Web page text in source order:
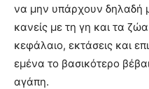
να μην υπάρχουν δηλαδή
κανείς με τη γη και τα
κεφάλαιο, εκτάσεις και
εμένα το βασικότερο
αγάπη.